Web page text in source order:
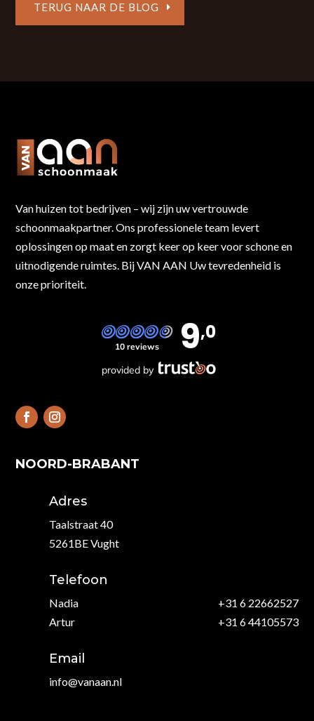
TERUG NAAR DE BLOG
Van huizen tot bedrijven – wij zijn uw vertrouwde
schoonmaakpartner. Ons professionele team levert
oplossingen op maat en zorgt keer op keer voor schone en
uitnodigende ruimtes. Bij VAN AAN Uw tevredenheid is
onze prioriteit.
10 reviews 9,0
provided by
NOORD-BRABANT
Adres
Taalstraat 40
5261BE Vught
Telefoon
Nadia
+31 6 22662527
Artur
+31 6 44105573
Email
info@vanaan.nl